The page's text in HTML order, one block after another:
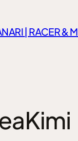
| RACER &